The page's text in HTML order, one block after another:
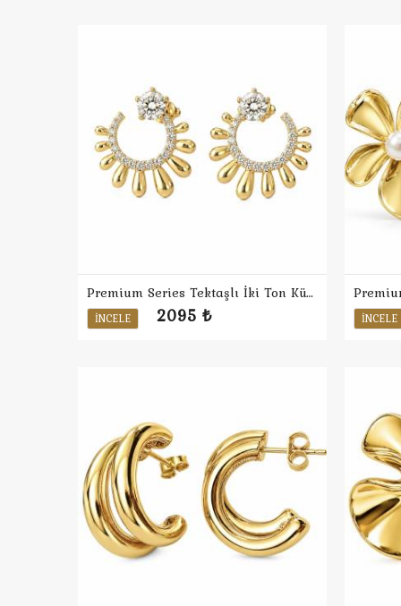
Premium Series Tektaşlı İki Ton Küpe
İNCELE 2095 ₺ İNCELE